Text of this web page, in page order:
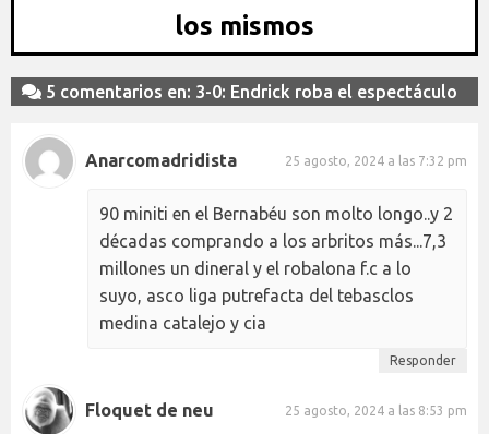
los mismos
5 comentarios en: 3-0: Endrick roba el espectáculo
Anarcomadridista 25 agosto, 2024 a las 7:32 pm
90 miniti en el Bernabéu son molto longo..y 2
décadas comprando a los arbritos más...7,3
millones un dineral y el robalona f.c a lo
suyo, asco liga putrefacta del tebasclos
medina catalejo y cia
Responder
Floquet de neu 25 agosto, 2024 a las 8:53 pm